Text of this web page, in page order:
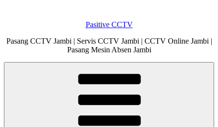
Pasitive CCTV
Pasang CCTV Jambi | Servis CCTV Jambi | CCTV Online Jambi |
Pasang Mesin Absen Jambi